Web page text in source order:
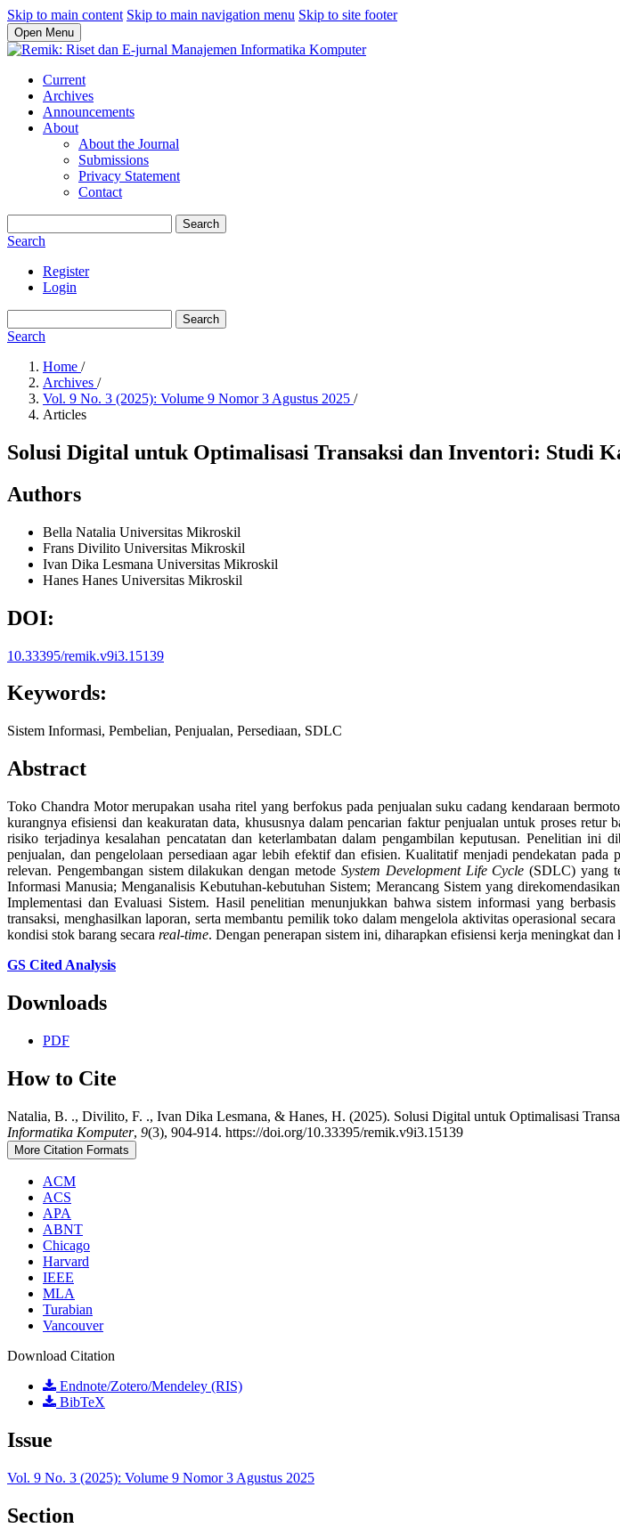
Skip to main content Skip to main navigation menu Skip to site footer
Open Menu
Current
Archives
Announcements
About
About the Journal
Submissions
Privacy Statement
Contact
Search
Search
Register
Login
Search
Search
Home /
Archives /
Vol. 9 No. 3 (2025): Volume 9 Nomor 3 Agustus 2025 /
Articles
Solusi Digital untuk Optimalisasi Transaksi dan Inventori: Studi
Authors
Bella Natalia Universitas Mikroskil
Frans Divilito Universitas Mikroskil
Ivan Dika Lesmana Universitas Mikroskil
Hanes Hanes Universitas Mikroskil
DOI:
10.33395/remik.v9i3.15139
Keywords:
Sistem Informasi, Pembelian, Penjualan, Persediaan, SDLC
Abstract
Toko Chandra Motor merupakan usaha ritel yang berfokus pada penjualan suku cadang kendaraan
kurangnya efisiensi dan keakuratan data, khususnya dalam pencarian faktur penjualan untuk proses
risiko terjadinya kesalahan pencatatan dan keterlambatan dalam pengambilan keputusan. Penelitian ini
penjualan, dan pengelolaan persediaan agar lebih efektif dan efisien. Kualitatif menjadi pendekatan
relevan. Pengembangan sistem dilakukan dengan metode System Development Life Cycle (SDLC) yang
Informasi Manusia; Menganalisis Kebutuhan-kebutuhan Sistem; Merancang Sistem yang
Implementasi dan Evaluasi Sistem. Hasil penelitian menunjukkan bahwa sistem informasi yang
transaksi, menghasilkan laporan, serta membantu pemilik toko dalam mengelola aktivitas operasional
kondisi stok barang secara real-time. Dengan penerapan sistem ini, diharapkan efisiensi kerja meningkat
GS Cited Analysis
Downloads
PDF
How to Cite
Natalia, B. ., Divilito, F. ., Ivan Dika Lesmana, & Hanes, H. (2025). Solusi Digital untuk Optimalisasi
Informatika Komputer, 9(3), 904-914. https://doi.org/10.33395/remik.v9i3.15139
More Citation Formats
ACM
ACS
APA
ABNT
Chicago
Harvard
IEEE
MLA
Turabian
Vancouver
Download Citation
Endnote/Zotero/Mendeley (RIS)
BibTeX
Issue
Vol. 9 No. 3 (2025): Volume 9 Nomor 3 Agustus 2025
Section